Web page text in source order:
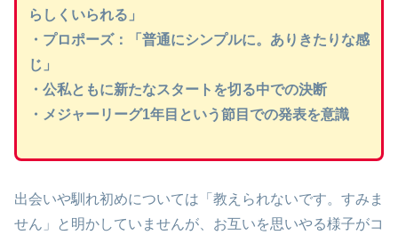
らしくいられる」
・プロポーズ：「普通にシンプルに。ありきたりな感
じ」
・公私ともに新たなスタートを切る中での決断
・メジャーリーグ1年目という節目での発表を意識
出会いや馴れ初めについては「教えられないです。すみま
せん」と明かしていませんが、お互いを思いやる様子がコ